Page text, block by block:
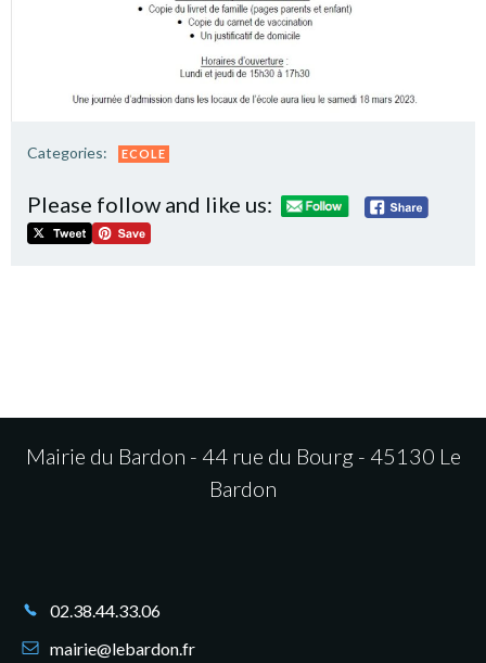
Categories: ECOLE
Please follow and like us:
Mairie du Bardon - 44 rue du Bourg - 45130 Le
Bardon
02.38.44.33.06
mairie@lebardon.fr